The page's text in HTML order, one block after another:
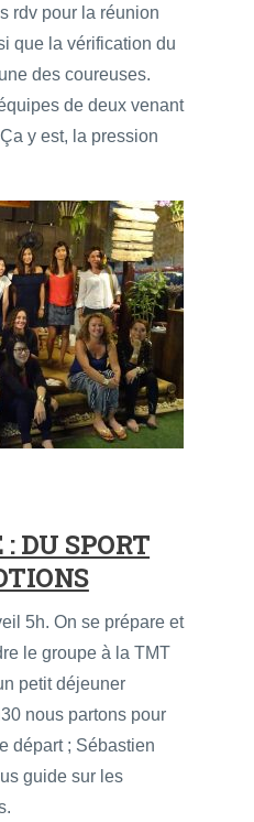
rdv pour la réunion
que la vérification du
des coureuses.
de deux venant
y est, la pression
: DU SPORT
5h. On se prépare et
le groupe à la TMT
petit déjeuner
nous partons pour
départ ; Sébastien
guide sur les